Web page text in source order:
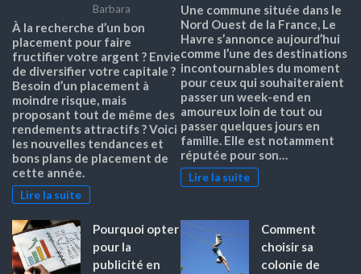
Barbara
À la recherche d’un bon
placement pour faire
fructifier votre argent ? Envie
de diversifier votre capitale ?
Besoin d’un placement à
moindre risque, mais
proposant tout de même des
rendements attractifs ? Voici
les nouvelles tendances et
bons plans de placement de
cette année.
Lire la suite
Une commune située dans le
Nord Ouest de la France, Le
Havre s’annonce aujourd’hui
comme l’une des destinations
incontournables du moment
pour ceux qui souhaiteraient
passer un week-end en
amoureux loin de tout ou
passer quelques jours en
famille. Elle est notamment
réputée pour son…
Lire la suite
Pourquoi opter
pour la
publicité en
Comment
choisir sa
colonie de